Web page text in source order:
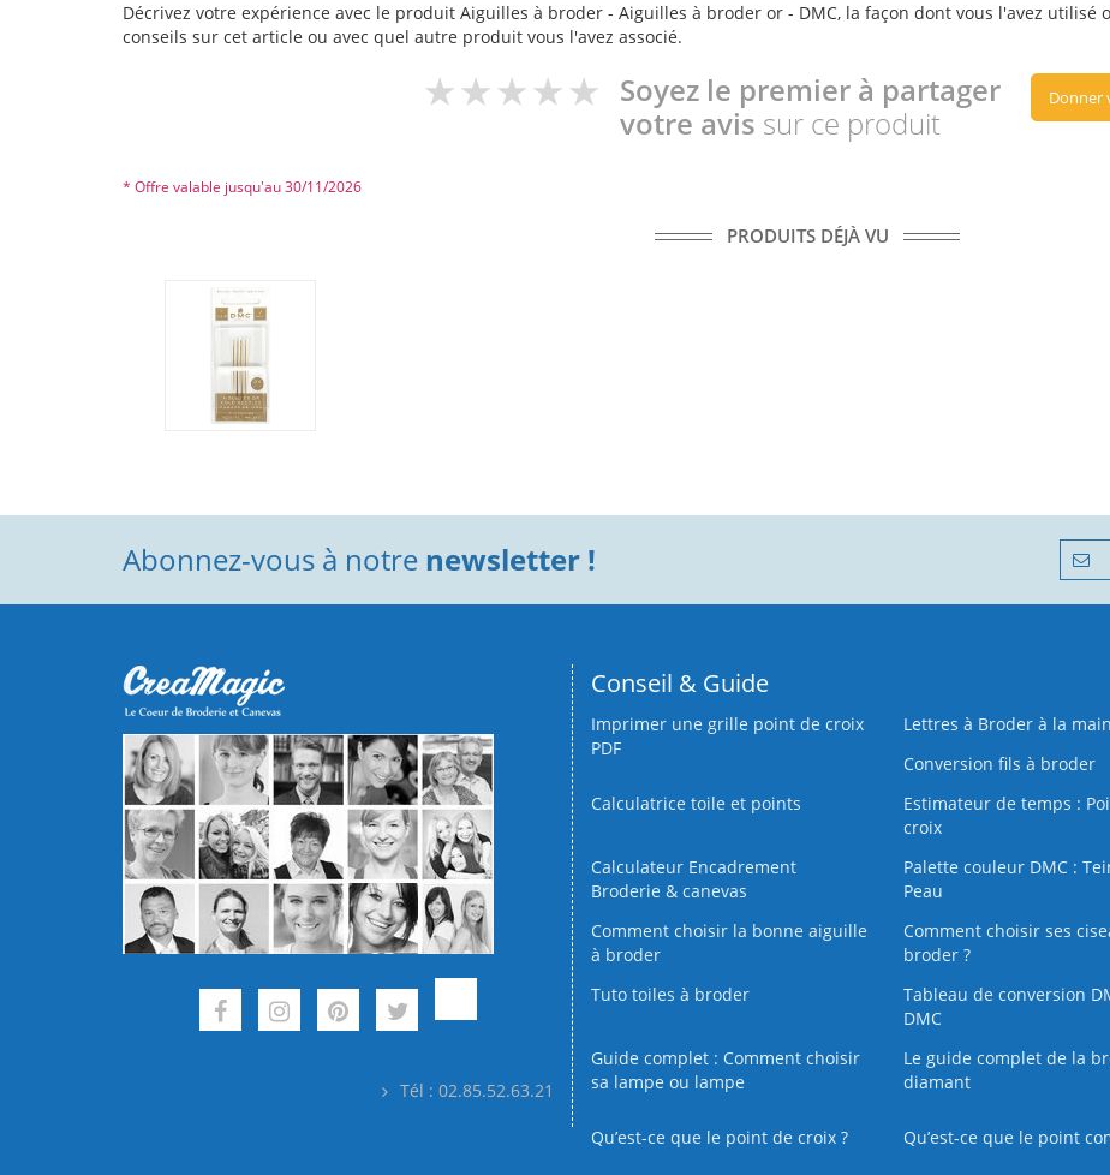
Décrivez votre expérience avec le produit Aiguilles à broder - Aiguilles à broder or - DMC, la façon dont vous l'avez utilisé
conseils sur cet article ou avec quel autre produit vous l'avez associé.
Soyez le premier à partager
votre avis sur ce produit
Donner
* Offre valable jusqu'au 30/11/2026
PRODUITS DÉJÀ VU
Abonnez-vous à notre newsletter !
Tél : 02.85.52.63.21
Conseil & Guide
Imprimer une grille point de croix
PDF
Lettres à Broder à la
Conversion fils à broder
Calculatrice toile et points
Estimateur de temps :
croix
Calculateur Encadrement
Broderie & canevas
Palette couleur DMC :
Peau
Comment choisir la bonne aiguille
à broder
Comment choisir ses
broder ?
Tuto toiles à broder
Tableau de conversion
DMC
Guide complet : Comment choisir
sa lampe ou lampe
Le guide complet de la
diamant
Qu’est-ce que le point de croix ?
Qu’est-ce que le point